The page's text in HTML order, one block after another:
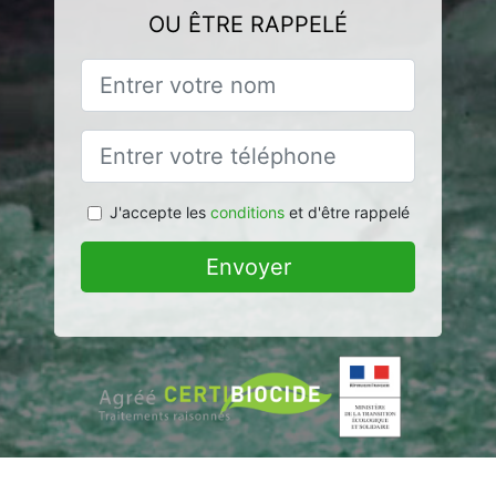
OU ÊTRE RAPPELÉ
J'accepte les conditionset d'être rappelé
Envoyer